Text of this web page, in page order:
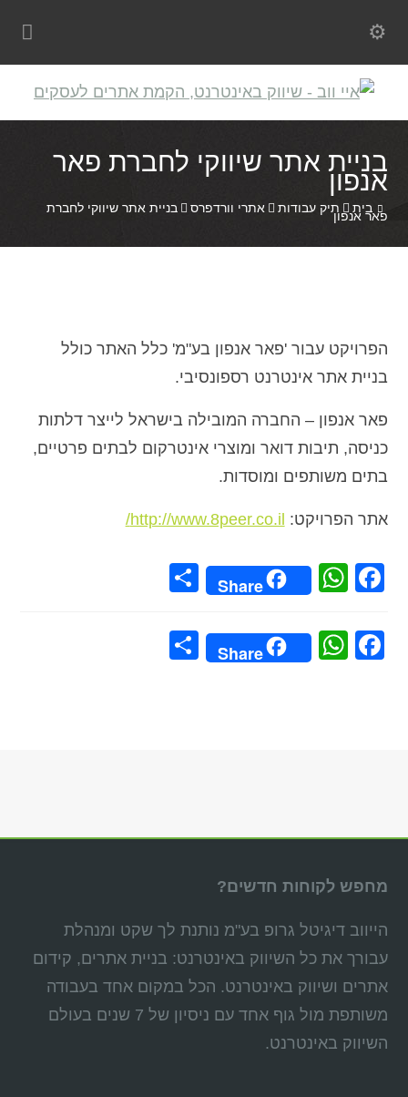
בניית אתר שיווקי לחברת פאר
אנפון
בית תיק עבודות אתרי וורדפרס בניית אתר שיווקי לחברת
פאר אנפון
הפרויקט עבור 'פאר אנפון בע"מ' כלל האתר כולל
בניית אתר אינטרנט רספונסיבי.
פאר אנפון – החברה המובילה בישראל לייצר דלתות
כניסה, תיבות דואר ומוצרי אינטרקום לבתים פרטיים,
בתים משותפים ומוסדות.
אתר הפרויקט: http://www.8peer.co.il/
Facebook
WhatsApp
Share
Facebook
WhatsApp
Share
מחפש לקוחות חדשים?
הייווב דיגיטל גרופ בע"מ נותנת לך שקט ומנהלת
עבורך את כל השיווק באינטרנט: בניית אתרים, קידום
אתרים ושיווק באינטרנט. הכל במקום אחד בעבודה
משותפת מול גוף אחד עם ניסיון של 7 שנים בעולם
השיווק באינטרנט.